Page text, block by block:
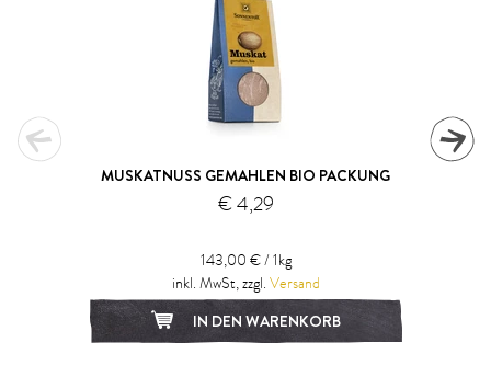
MUSKATNUSS GEMAHLEN BIO PACKUNG
€ 4,29
143,00 € / 1kg
inkl. MwSt, zzgl. Versand
IN DEN WARENKORB